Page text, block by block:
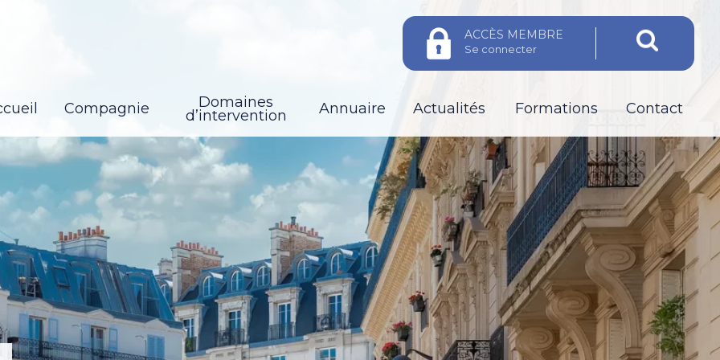
ACCÈS MEMBRE
Se connecter
Compagnie Domaines
d’intervention Annuaire Actualités Formations Contact